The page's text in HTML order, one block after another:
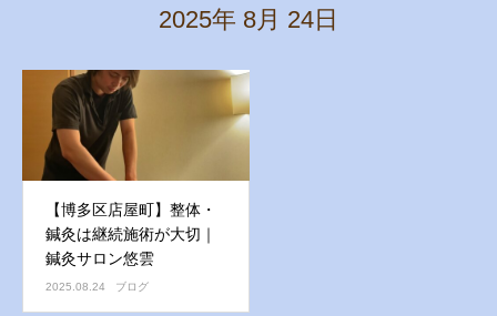
2025年 8月 24日
【博多区店屋町】整体・
鍼灸は継続施術が大切｜
鍼灸サロン悠雲
2025.08.24 ブログ